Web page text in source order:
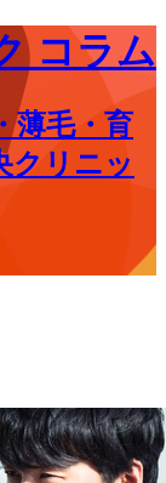
コラム
薄毛・育
クリニッ